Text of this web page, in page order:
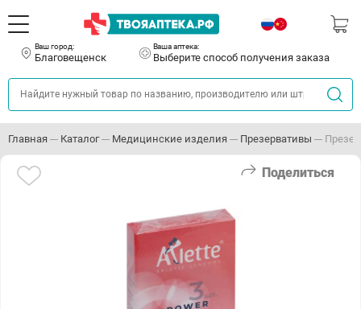
Ваш город:
Благовещенск
Ваша аптека:
Выберите способ получения заказа
Главная Каталог Медицинские изделия Презервативы
Поделиться